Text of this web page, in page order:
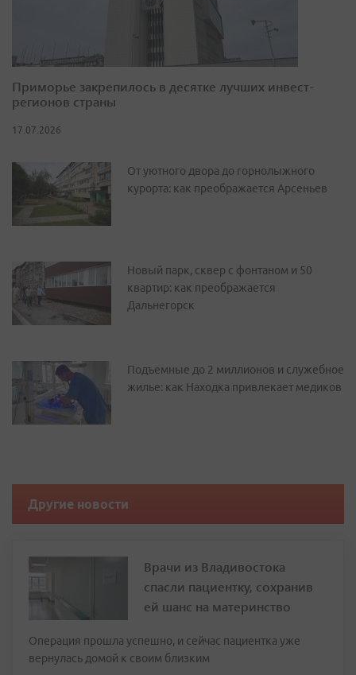
Приморье закрепилось в десятке лучших инвест-
регионов страны
17.07.2026
От уютного двора до горнолыжного
курорта: как преображается Арсеньев
Новый парк, сквер с фонтаном и 50
квартир: как преображается
Дальнегорск
Подъемные до 2 миллионов и служебное
жилье: как Находка привлекает медиков
Другие новости
Врачи из Владивостока
спасли пациентку, сохранив
ей шанс на материнство
Операция прошла успешно, и сейчас пациентка уже
вернулась домой к своим близким